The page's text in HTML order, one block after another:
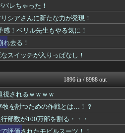
異世界転生まとめ速報
』が流...
アニゲー速報
おたくみくす 声優まとめ
ああ言えばForYou
！【...
コンテンツ・声優 | ラブ...
ヒーローNEWS
ま...
出
アニはつ -アニメ発信場-
アニチャット
が...
GUNDAM.LOG｜ガン...
型公...
fig速
レちゃった！
シアさんに新たな力が発現！
！ベリル先生もやる気に！
去る！
スイッチが入りっぱなし！
1896 in / 8988 out
視されるｗｗｗｗ
牧を討つための作戦とは…！？
部数が100万部を割る・・・
評価されたモビルスーツ！！